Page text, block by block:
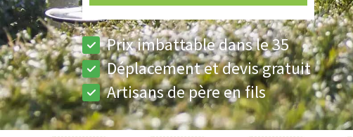
Prix imbattable dans le 35
Déplacement et devis gratuit
Artisans de père en fils